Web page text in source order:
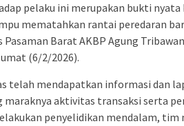
pelaku ini merupakan bukti
mematahkan rantai peredaran
Pasaman Barat AKBP Agung
(6/2/2026).
telah mendapatkan informasi dan
aktivitas transaksi serta
penyelidikan mendalam, tim